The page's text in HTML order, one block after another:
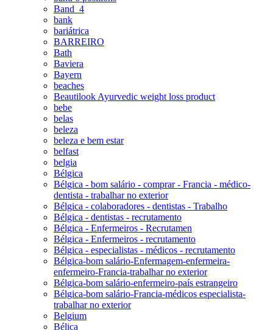
Band_4
bank
bariátrica
BARREIRO
Bath
Baviera
Bayern
beaches
Beautilook Ayurvedic weight loss product
bebe
belas
beleza
beleza e bem estar
belfast
belgia
Bélgica
Bélgica - bom salário - comprar - Francia - médico-
dentista - trabalhar no exterior
Bélgica - colaboradores - dentistas - Trabalho
Bélgica - dentistas - recrutamento
Bélgica - Enfermeiros - Recrutamen
Bélgica - Enfermeiros - recrutamento
Bélgica - especialistas - médicos - recrutamento
Bélgica-bom salário-Enfermagem-enfermeira-
enfermeiro-Francia-trabalhar no exterior
Bélgica-bom salário-enfermeiro-país estrangeiro
Bélgica-bom salário-Francia-médicos especialista-
trabalhar no exterior
Belgium
Bélica